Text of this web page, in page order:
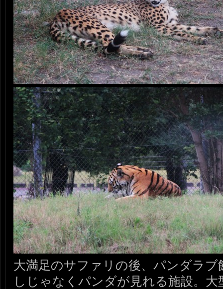
大満足のサファリの後、パンダラ
しじゃなくパンダが見れる施設。